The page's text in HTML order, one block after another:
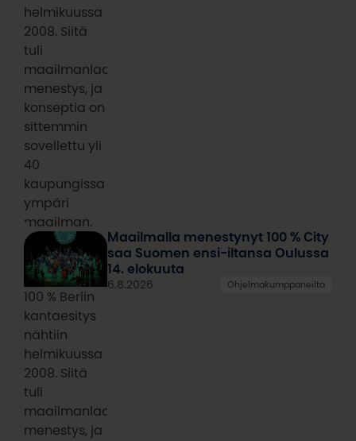
helmikuussa
2008. Siitä
tuli
maailmanlaajuinen
menestys, ja
konseptia on
sittemmin
sovellettu yli
40
kaupungissa
ympäri
maailman.
100 % Berlin
kantaesitys
nähtiin
helmikuussa
2008. Siitä
tuli
maailmanlaajuinen
menestys, ja
Maailmalla menestynyt 100 % City
saa Suomen ensi-iltansa Oulussa
14. elokuuta
6.8.2026 Ohjelmakumppaneilta